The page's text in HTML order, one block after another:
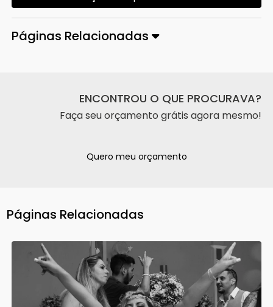
Páginas Relacionadas
ENCONTROU O QUE PROCURAVA?
Faça seu orçamento grátis agora mesmo!
Quero meu orçamento
Páginas Relacionadas